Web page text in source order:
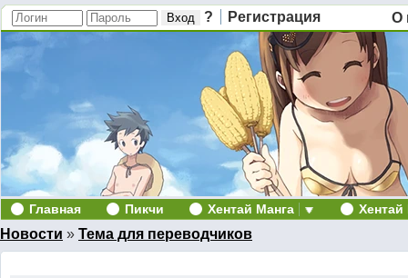
? Регистрация О
Главная Пикчи Хентай Манга
Новости » Тема для переводчиков